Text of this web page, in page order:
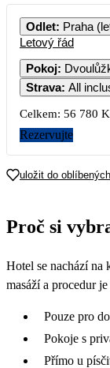
Odlet: Praha
Letový řád
Pokoj:
Strava: All
Celkem: 56 780
Rezervujte
uložit do oblíbených
Proč si
Hotel se nachází na
masáží a procedur
Pouze pro
Pokoje s
Přímo u